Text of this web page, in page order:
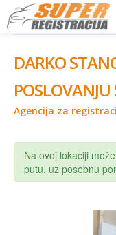
DARKO
Agencija za
Na ovoj lokaciji
putu, uz posebnu